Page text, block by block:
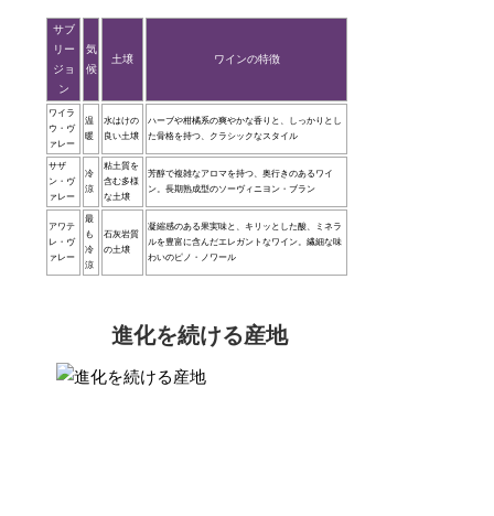
サブ
リー
ジョ
ン
気
候
土壌 ワインの特徴
ワイラ
ウ・ヴ
ァレー
温
暖
水はけの
良い土壌
ハーブや柑橘系の爽やかな香りと、しっかりとし
た骨格を持つ、クラシックなスタイル
サザ
ン・ヴ
ァレー
冷
涼
粘土質を
含む多様
な土壌
芳醇で複雑なアロマを持つ、奥行きのあるワイ
ン。長期熟成型のソーヴィニヨン・ブラン
アワテ
レ・ヴ
ァレー
最
も
冷
涼
石灰岩質
の土壌
凝縮感のある果実味と、キリッとした酸、ミネラ
ルを豊富に含んだエレガントなワイン。繊細な味
わいのピノ・ノワール
進化を続ける産地